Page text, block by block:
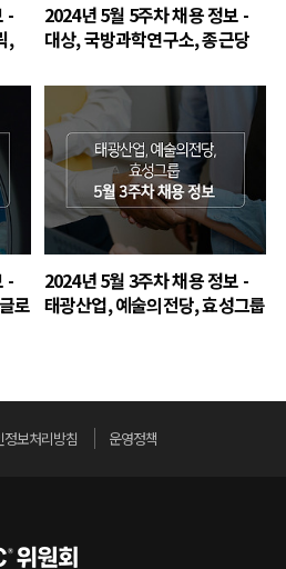
-
,
2024년 5월 5주차 채용 정보 -
대상, 국방과학연구소, 종근당
-
로
2024년 5월 3주차 채용 정보 -
태광산업, 예술의전당, 효성그룹
정보처리방침 운영정책